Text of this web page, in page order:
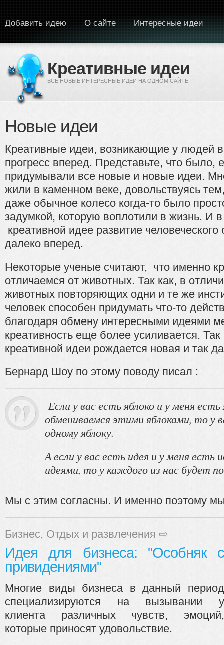
Креативные идеи
ВСЕ НОВЫЕ ИНТЕРЕСНЫЕ ИДЕИ НА ОДНОМ САЙТЕ
Добавить идею О сайте Интересные идеи
Новые идеи
Креативные идеи, возникающие у людей
прогресс вперед. Представьте, что
придумывали все новые и новые идеи.
жили в каменном веке, довольствуясь
даже обычное колесо когда-то было
задумкой, которую воплотили в жизнь. И
креативной идее развитие
далеко вперед.
Некоторые ученые считают, что именно
отличаемся от животных. Так как, в
животных повторяющих одни и те же
человек способен придумать что-то
благодаря обмену интересными идеями
креативность еще более усиливается.
креативной идеи рождается новая и так
Бернард Шоу по этому поводу писал :
Если у вас есть яблоко и у меня
обмениваемся этими яблоками, то у
одному яблоку.
А если у вас есть идея и у меня есть
идеями, то у каждого из нас будет
Мы с этим согласны. И именно поэтому мы
Бизнес, Отдых и развлечения ⇨
Идея для бизнеса: "Особняк с
привидениями"
Многие виды бизнеса в данный период
специализируются на вызывании у
клиента различных чувств, эмоций,
которые приносят удовольствие.